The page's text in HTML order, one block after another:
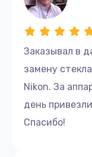
Заказывал в
замену
Nikon. За
день
Спасибо!